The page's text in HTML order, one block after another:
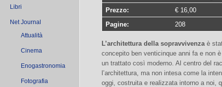
Libri
Net Journal
Attualità
Cinema
Enogastronomia
Fotografia
Prezzo:
€ 16,00
Pagine:
208
L’architettura della sopravvivenzaè
concepito ben venticinque anni fa e non
un trattato così moderno. Al centro del
l’architettura, ma non intesa come la
oggi, costruita e realizzata intorno a noi,